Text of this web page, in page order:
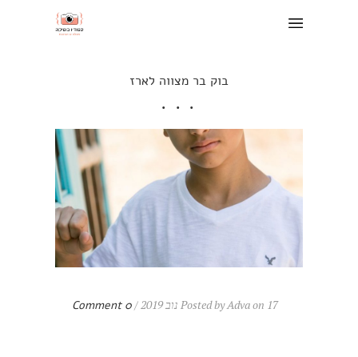
בוק בר מצווה לארז
Posted by Adva on 17 נוב 2019 / 0 Comment